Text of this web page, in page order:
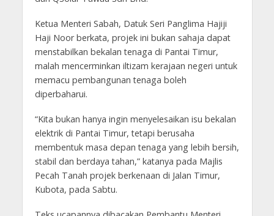
Ketua Menteri Sabah, Datuk Seri Panglima Hajiji
Haji Noor berkata, projek ini bukan sahaja dapat
menstabilkan bekalan tenaga di Pantai Timur,
malah mencerminkan iltizam kerajaan negeri untuk
memacu pembangunan tenaga boleh
diperbaharui.
“Kita bukan hanya ingin menyelesaikan isu bekalan
elektrik di Pantai Timur, tetapi berusaha
membentuk masa depan tenaga yang lebih bersih,
stabil dan berdaya tahan,” katanya pada Majlis
Pecah Tanah projek berkenaan di Jalan Timur,
Kubota, pada Sabtu.